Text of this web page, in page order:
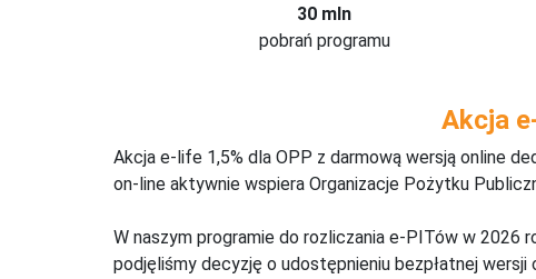
30 mln
pobrań programu
Akcja
Akcja e-life 1,5% dla OPP z darmową wersją online
on-line aktywnie wspiera Organizacje Pożytku
W naszym programie do rozliczania e-PITów w 2026
podjęliśmy decyzję o udostępnieniu bezpłatnej